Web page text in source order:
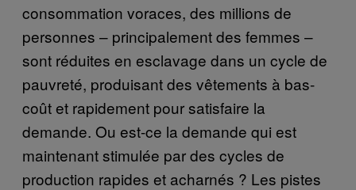
consommation voraces, des millions de
personnes – principalement des femmes –
sont réduites en esclavage dans un cycle de
pauvreté, produisant des vêtements à bas-
coût et rapidement pour satisfaire la
demande. Ou est-ce la demande qui est
maintenant stimulée par des cycles de
production rapides et acharnés ? Les pistes